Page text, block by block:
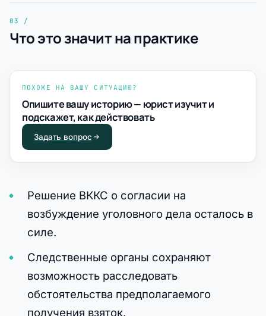
Что это значит на практике
ПОХОЖЕ НА ВАШУ СИТУАЦИЮ?
Опишите вашу историю — юрист изучит и
подскажет, как действовать
Задать вопрос
Решение ВККС о согласии на
возбуждение уголовного дела осталось в
силе.
Следственные органы сохраняют
возможность расследовать
обстоятельства предполагаемого
получения взяток.